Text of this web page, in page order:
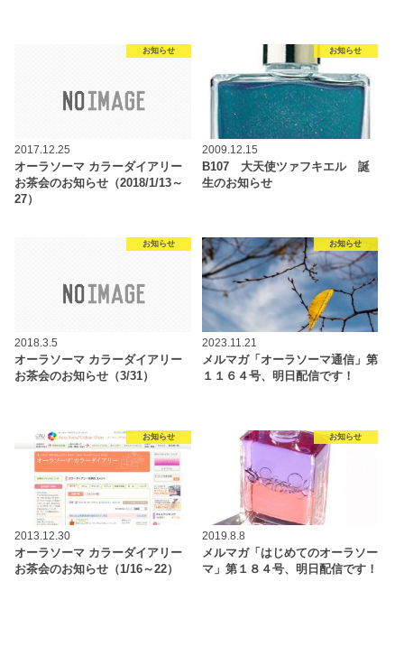
お知らせ
2017.12.25
オーラソーマ カラーダイアリー
お茶会のお知らせ（2018/1/13～
27）
お知らせ
2009.12.15
B107 大天使ツァフキエル 誕
生のお知らせ
お知らせ
2018.3.5
オーラソーマ カラーダイアリー
お茶会のお知らせ（3/31）
お知らせ
2023.11.21
メルマガ「オーラソーマ通信」第
１１６４号、明日配信です！
お知らせ
2013.12.30
オーラソーマ カラーダイアリー
お茶会のお知らせ（1/16～22）
お知らせ
2019.8.8
メルマガ「はじめてのオーラソー
マ」第１８４号、明日配信です！